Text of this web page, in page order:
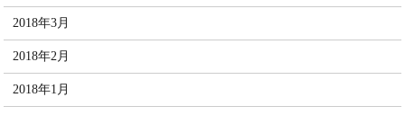
2018年3月
2018年2月
2018年1月